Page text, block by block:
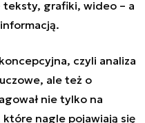
grafiki, wideo – a
czyli analiza
ale też o
nie tylko na
które nagle pojawiają się